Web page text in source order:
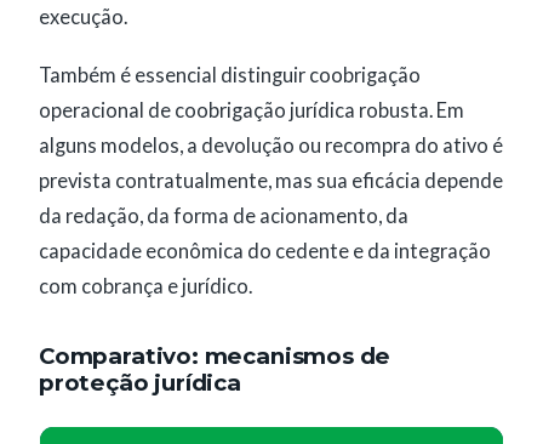
execução.
Também é essencial distinguir coobrigação
operacional de coobrigação jurídica robusta. Em
alguns modelos, a devolução ou recompra do ativo é
prevista contratualmente, mas sua eficácia depende
da redação, da forma de acionamento, da
capacidade econômica do cedente e da integração
com cobrança e jurídico.
Comparativo: mecanismos de
proteção jurídica